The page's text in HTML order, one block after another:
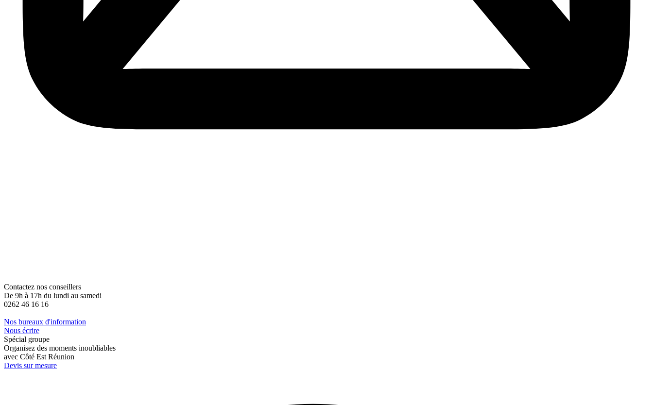
Contactez nos conseillers
De 9h à 17h du lundi au samedi
0262 46 16 16
Nos bureaux d'information
Nous écrire
Spécial groupe
Organisez des moments inoubliables
avec Côté Est Réunion
Devis sur mesure